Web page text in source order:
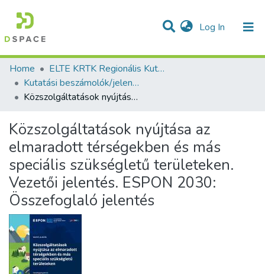
Log In (current)
Communities & Collections
Statistics
All of DSpace
Home
ELTE KRTK Regionális Kutatások Intézete
Kutatási beszámolók/jelentések (Reports) - magyar nyelvű (RKI)
Közszolgáltatások nyújtása az elmaradott térségekben és más speciális szükségletű területeken. Vezetői jelentés. ESPON 2030: Összefoglaló jelentés
Közszolgáltatások nyújtása az
elmaradott térségekben és más
speciális szükségletű területeken.
Vezetői jelentés. ESPON 2030:
Összefoglaló jelentés